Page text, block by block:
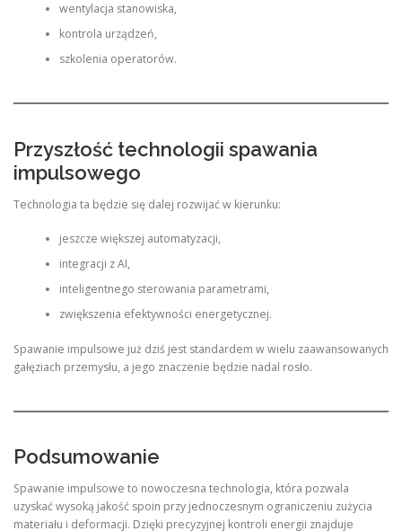
wentylacja stanowiska,
kontrola urządzeń,
szkolenia operatorów.
Przyszłość technologii spawania
impulsowego
Technologia ta będzie się dalej rozwijać w kierunku:
jeszcze większej automatyzacji,
integracji z AI,
inteligentnego sterowania parametrami,
zwiększenia efektywności energetycznej.
Spawanie impulsowe już dziś jest standardem w wielu zaawansowanych
gałęziach przemysłu, a jego znaczenie będzie nadal rosło.
Podsumowanie
Spawanie impulsowe to nowoczesna technologia, która pozwala
uzyskać wysoką jakość spoin przy jednoczesnym ograniczeniu zużycia
materiału i deformacji. Dzięki precyzyjnej kontroli energii znajduje